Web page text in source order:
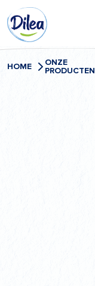
inhoud
Dilea
Zero
Lactose
HOME
ONZE
PRODUCTEN